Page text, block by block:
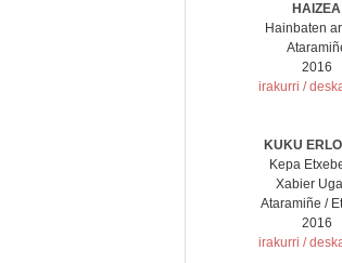
HAIZEA
Hainbaten
2016
irakurri /
KUKU
Kepa
Xabier
Ataramiñe /
2016
irakurri /